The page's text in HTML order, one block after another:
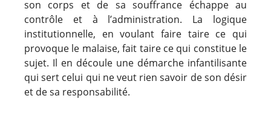
son corps et de sa souffrance échappe au
contrôle et à l’administration. La logique
institutionnelle, en voulant faire taire ce qui
provoque le malaise, fait taire ce qui constitue le
sujet. Il en découle une démarche infantilisante
qui sert celui qui ne veut rien savoir de son désir
et de sa responsabilité.